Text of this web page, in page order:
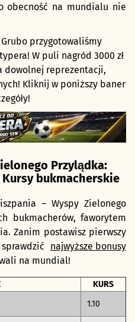
obecność na mundialu nie
Grubo przygotowaliśmy
W puli nagród 3000 zł
dowolnej reprezentacji,
Kliknij w poniższy baner
Przylądka:
bukmacherskie
– Wyspy Zielonego
bukmacherów, faworytem
Zanim postawisz pierwszy
najwyższe bonusy
na mundial!
KURS
1.10